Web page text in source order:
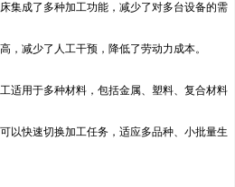
集成了多种加工功能，减少了对多台设备的需
减少了人工干预，降低了劳动力成本。
适用于多种材料，包括金属、塑料、复合材料
以快速切换加工任务，适应多品种、小批量生